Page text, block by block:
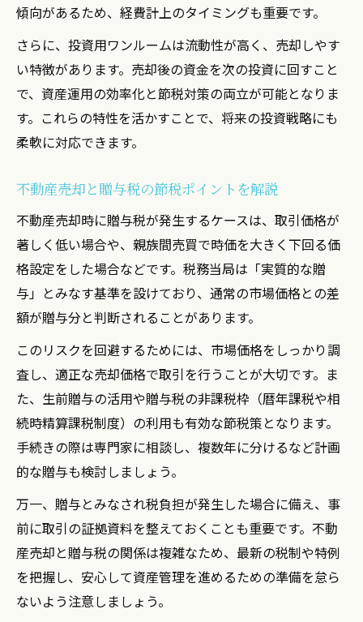
傾向があるため、経費計上のタイミングも重要です。
さらに、投資用ワンルームは流動性が高く、売却しやす
い特徴があります。売却後の資金を次の投資に回すこと
で、資産運用の効率化と節税対策の両立が可能となりま
す。これらの特性を活かすことで、将来の投資戦略にも
柔軟に対応できます。
不動産売却と贈与税の節税ポイントを解説
不動産売却時に贈与税が発生するケースは、取引価格が
著しく低い場合や、親族間売買で時価を大きく下回る価
格設定をした場合などです。税務当局は「実質的な贈
与」とみなす基準を設けており、通常の市場価格との差
額が贈与分と判断されることがあります。
このリスクを回避するためには、市場価格をしっかり調
査し、適正な売却価格で取引を行うことが大切です。ま
た、生前贈与の活用や贈与税の非課税枠（暦年課税や相
続時精算課税制度）の利用も有効な節税策となります。
手続きの際は専門家に相談し、複数年に分けるなど計画
的な贈与も検討しましょう。
万一、贈与とみなされ税負担が発生した場合に備え、事
前に取引の証拠資料を整えておくことも重要です。不動
産売却と贈与税の関係は複雑なため、最新の税制や特例
を把握し、安心して資産管理を進めるための準備を怠ら
ないよう注意しましょう。